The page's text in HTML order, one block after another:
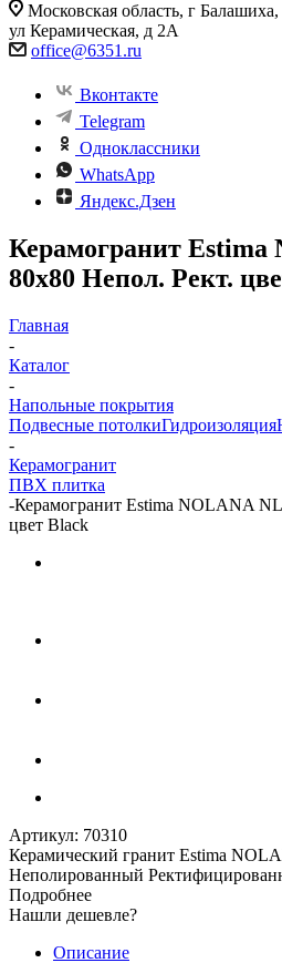
Московская область, г
ул Керамическая, д 2А
office@6351.ru
Вконтакте
Telegram
Одноклассники
WhatsApp
Яндекс.Дзен
Керамогранит Estima
80x80 Непол. Рект.
Главная
-
Каталог
-
Напольные покрытия
Подвесные потолкиГидроизоляция
-
Керамогранит
ПВХ плитка
-Керамогранит Estima NOLANA
цвет Black
Артикул: 70310
Керамический гранит Estima
Неполированный
Подробнее
Нашли дешевле?
Описание